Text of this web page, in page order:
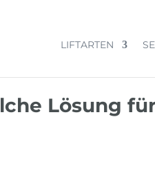
LIFTARTEN
Lösung